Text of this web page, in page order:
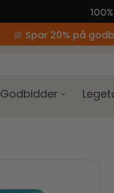
📦 95%
🍖 Spar 20% på
Godbidder